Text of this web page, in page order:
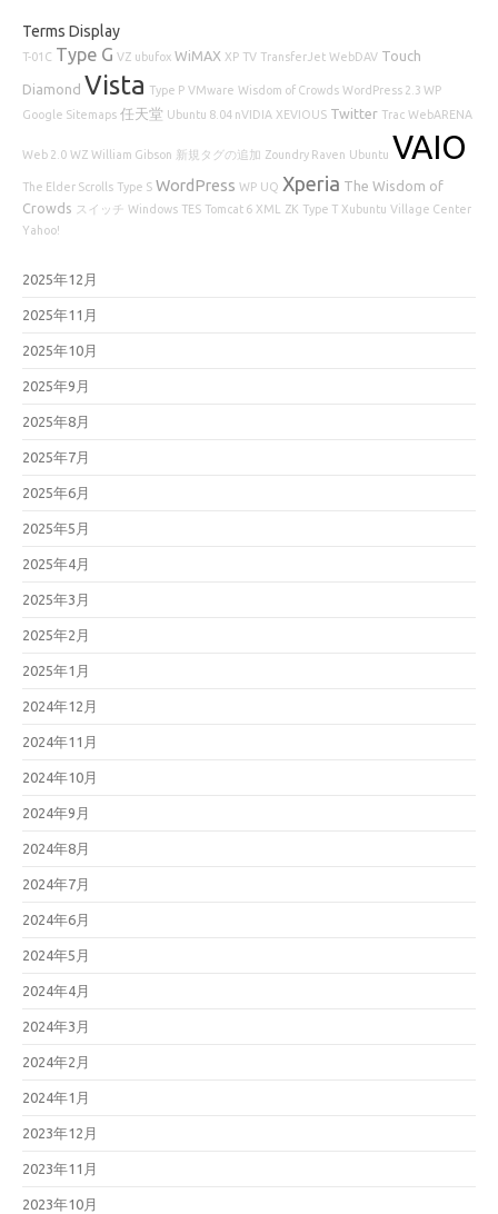
Terms Display
T-01C Type G VZ ubufox WiMAX XP TV TransferJet WebDAV Touch
Diamond Vista Type P VMware Wisdom of Crowds WordPress 2.3 WP
Google Sitemaps 任天堂 Ubuntu 8.04 nVIDIA XEVIOUS Twitter Trac WebARENA
Web 2.0 WZ William Gibson 新規タグの追加 Zoundry Raven Ubuntu VAIO
The Elder Scrolls Type S WordPress WP UQ Xperia The Wisdom of
Crowds スイッチ Windows TES Tomcat 6 XML ZK Type T Xubuntu Village Center
Yahoo!
2025年12月
2025年11月
2025年10月
2025年9月
2025年8月
2025年7月
2025年6月
2025年5月
2025年4月
2025年3月
2025年2月
2025年1月
2024年12月
2024年11月
2024年10月
2024年9月
2024年8月
2024年7月
2024年6月
2024年5月
2024年4月
2024年3月
2024年2月
2024年1月
2023年12月
2023年11月
2023年10月